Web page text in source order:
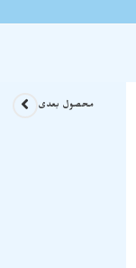
محصول بعدی